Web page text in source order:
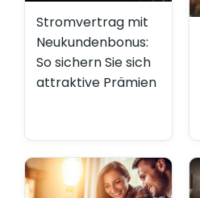
Stromvertrag mit
Neukundenbonus:
So sichern Sie sich
attraktive Prämien